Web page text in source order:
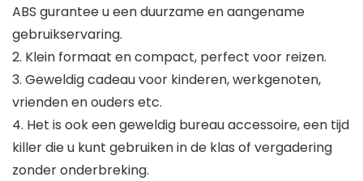
ABS gurantee u een duurzame en aangename
gebruikservaring.
2. Klein formaat en compact, perfect voor reizen.
3. Geweldig cadeau voor kinderen, werkgenoten,
vrienden en ouders etc.
4. Het is ook een geweldig bureau accessoire, een tijd
killer die u kunt gebruiken in de klas of vergadering
zonder onderbreking.